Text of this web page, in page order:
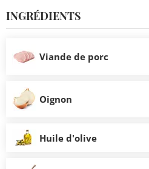
INGRÉDIENTS
Viande de porc
Oignon
Huile d'olive